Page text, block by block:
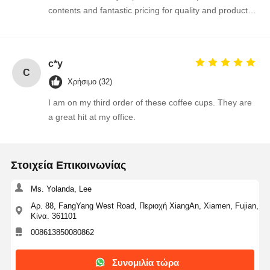
contents and fantastic pricing for quality and product
between.
C
c*y
Χρήσιμο (32)
I am on my third order of these coffee cups. They are
a great hit at my office.
Στοιχεία Επικοινωνίας
Ms. Yolanda, Lee
Αρ. 88, FangYang West Road, Περιοχή XiangAn, Xiamen, Fujian,
Κίνα. 361101
008613850080862
Συνομιλία τώρα